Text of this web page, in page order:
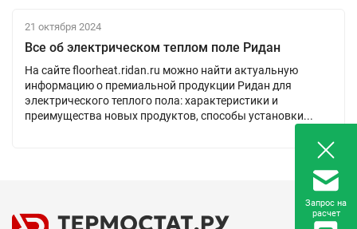
21 октября 2024
Все об электрическом теплом поле Ридан
На сайте floorheat.ridan.ru можно найти актуальную
информацию о премиальной продукции Ридан для
электрического теплого пола: характеристики и
преимущества новых продуктов, способы установки...
Запрос на
расчет